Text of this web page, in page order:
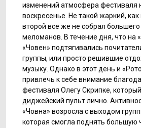
изменений атмосфера фестиваля
воскресенье. Не такой жаркий,
второй все же не собрал большего
меломанов. В течение дня, что на
«Човен» подтягивались
группы, или просто решившие
музыку. Однако в этот день и
привлечь к себе внимание
фестиваля Олегу Скрипке,
диджейский пульт лично.
«Човна» возросла с выходом
которая смогла поднять большую